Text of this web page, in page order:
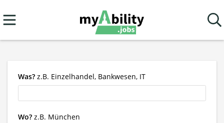
Was? z.B. Einzelhandel, Bankwesen, IT
Wo? z.B. München